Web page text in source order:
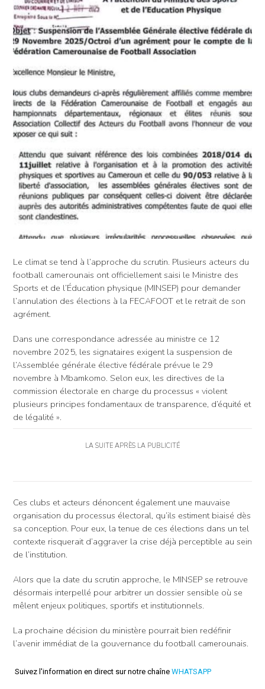
Le climat se tend à l’approche du scrutin. Plusieurs acteurs du
football camerounais ont officiellement saisi le Ministre des
Sports et de l’Éducation physique (MINSEP) pour demander
l’annulation des élections à la FECAFOOT et le retrait de son
agrément.
Dans une correspondance adressée au ministre ce 12
novembre 2025, les signataires exigent la suspension de
l’Assemblée générale élective fédérale prévue le 29
novembre à Mbamkomo. Selon eux, les directives de la
commission électorale en charge du processus « violent
plusieurs principes fondamentaux de transparence, d’équité et
de légalité ».
LA SUITE APRÈS LA PUBLICITÉ
Ces clubs et acteurs dénoncent également une mauvaise
organisation du processus électoral, qu’ils estiment biaisé dès
sa conception. Pour eux, la tenue de ces élections dans un tel
contexte risquerait d’aggraver la crise déjà perceptible au sein
de l’institution.
Alors que la date du scrutin approche, le MINSEP se retrouve
désormais interpellé pour arbitrer un dossier sensible où se
mêlent enjeux politiques, sportifs et institutionnels.
La prochaine décision du ministère pourrait bien redéfinir
l’avenir immédiat de la gouvernance du football camerounais.
Suivez l'information en direct sur notre chaîne WHATSAPP